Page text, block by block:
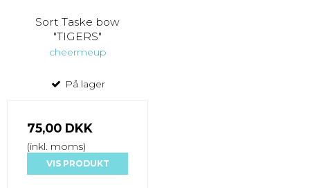
Sort Taske bow
"TIGERS"
cheermeup
På lager
75,00 DKK
(inkl. moms)
VIS PRODUKT